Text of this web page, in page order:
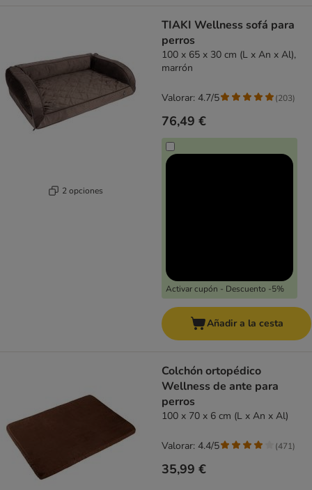
2 opciones
TIAKI Wellness sofá para
perros
100 x 65 x 30 cm (L x An x Al),
marrón
76,49 €
Activar cupón - Descuento -5%
Valorar: 4.7/5 (203)
Añadir a la cesta
Colchón ortopédico
Wellness de ante para
perros
100 x 70 x 6 cm (L x An x Al)
35,99 €
Valorar: 4.4/5 (471)